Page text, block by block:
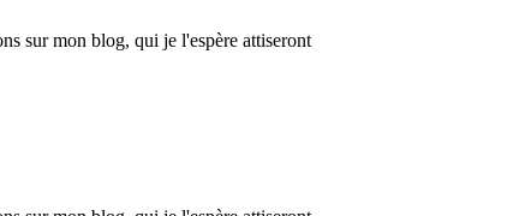
sur mon blog, qui je l'espère attiseront